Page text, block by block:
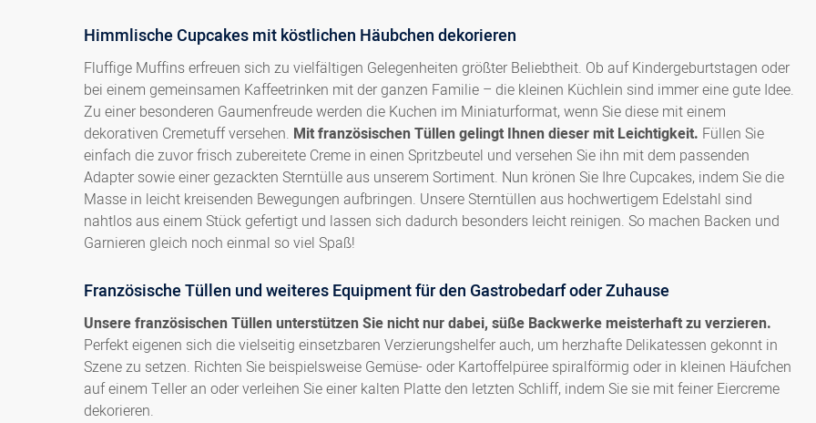
3000162681 Sterntülle französisch
3000162691
Sterntülle französisch
Edelstahl
8300020734
Sterntülle französisch L
Edelstahl
Himmlische Cupcakes mit köstlichen Häubchen dekorieren
Fluffige Muffins erfreuen sich zu vielfältigen Gelegenheiten größter Beliebtheit. Ob auf Kindergeburtstagen oder
bei einem gemeinsamen Kaffeetrinken mit der ganzen Familie – die kleinen Küchlein sind immer eine gute Idee.
Zu einer besonderen Gaumenfreude werden die Kuchen im Miniaturformat, wenn Sie diese mit einem
dekorativen Cremetuff versehen. Mit französischen Tüllen gelingt Ihnen dieser mit Leichtigkeit. Füllen Sie
einfach die zuvor frisch zubereitete Creme in einen Spritzbeutel und versehen Sie ihn mit dem passenden
Adapter sowie einer gezackten Sterntülle aus unserem Sortiment. Nun krönen Sie Ihre Cupcakes, indem Sie die
Masse in leicht kreisenden Bewegungen aufbringen. Unsere Sterntüllen aus hochwertigem Edelstahl sind
nahtlos aus einem Stück gefertigt und lassen sich dadurch besonders leicht reinigen. So machen Backen und
Garnieren gleich noch einmal so viel Spaß!
Französische Tüllen und weiteres Equipment für den Gastrobedarf oder Zuhause
Unsere französischen Tüllen unterstützen Sie nicht nur dabei, süße Backwerke meisterhaft zu verzieren.
Perfekt eigenen sich die vielseitig einsetzbaren Verzierungshelfer auch, um herzhafte Delikatessen gekonnt in
Szene zu setzen. Richten Sie beispielsweise Gemüse- oder Kartoffelpüree spiralförmig oder in kleinen Häufchen
auf einem Teller an oder verleihen Sie einer kalten Platte den letzten Schliff, indem Sie sie mit feiner Eiercreme
dekorieren.